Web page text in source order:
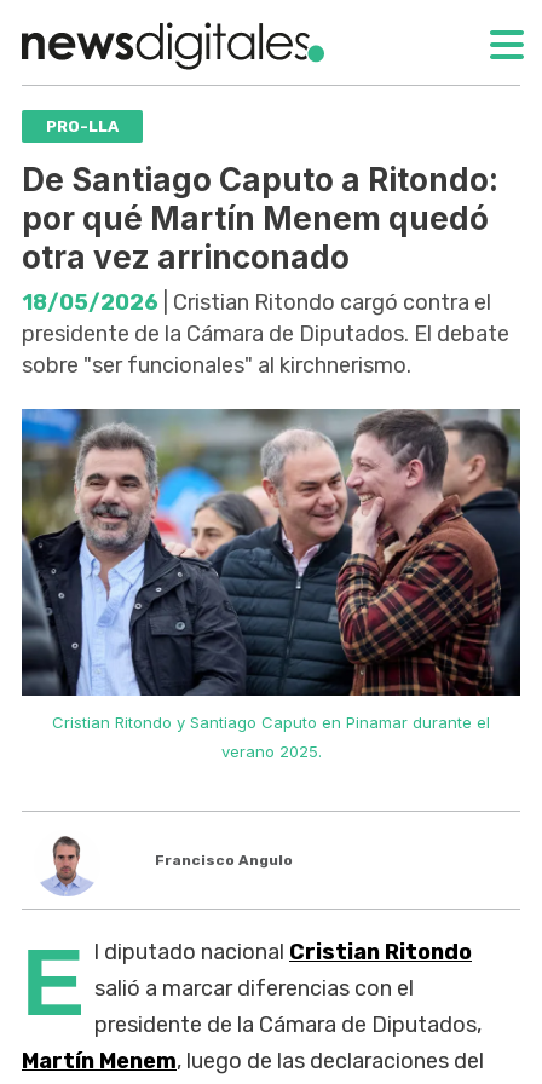
PRO-LLA
De Santiago Caputo a Ritondo:
por qué Martín Menem quedó
otra vez arrinconado
18/05/2026 | Cristian Ritondo cargó contra el
presidente de la Cámara de Diputados. El debate
sobre "ser funcionales" al kirchnerismo.
Cristian Ritondo y Santiago Caputo en Pinamar durante el
verano 2025.
Francisco Angulo
E l diputado nacional Cristian Ritondo
salió a marcar diferencias con el
presidente de la Cámara de Diputados,
Martín Menem, luego de las declaraciones del